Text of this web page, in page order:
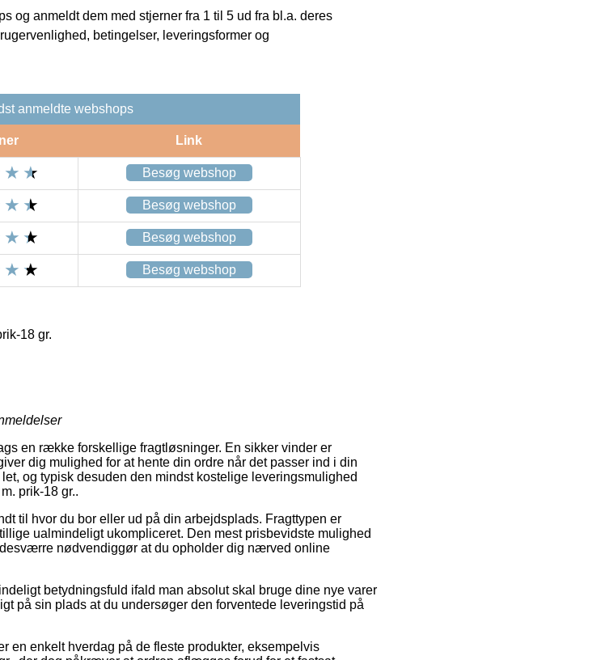
og anmeldt dem med stjerner fra 1 til 5 ud fra bl.a. deres
betingelser, leveringsformer og
anmeldte webshops
Link
Besøg webshop
Besøg webshop
Besøg webshop
Besøg webshop
18 gr.
en række forskellige fragtløsninger. En sikker vinder er
dig mulighed for at hente din ordre når det passer ind i din
og typisk desuden den mindst kostelige leveringsmulighed
prik-18 gr..
til hvor du bor eller ud på din arbejdsplads. Fragttypen er
ualmindeligt ukompliceret. Den mest prisbevidste mulighed
nødvendiggør at du opholder dig nærved online
betydningsfuld ifald man absolut skal bruge dine nye varer
på sin plads at du undersøger den forventede leveringstid på
en enkelt hverdag på de fleste produkter, eksempelvis